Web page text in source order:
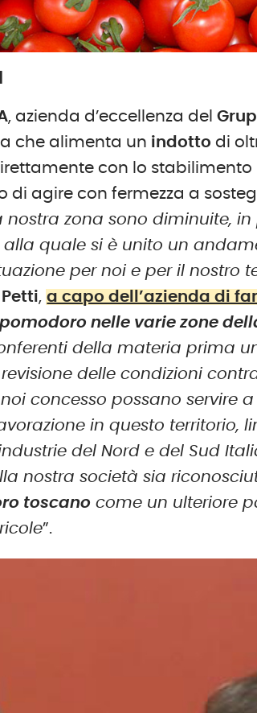
, azienda d’eccellenza del
che alimenta un indotto di
con lo
di agire con fermezza a
nostra zona sono diminuite,
alla quale si è unito un
per noi e per il nostro
, a capo dell’azienda di
nelle varie zone
della materia prima
delle condizioni
concesso possano servire
in questo territorio,
del Nord e del Sud
nostra società sia
toscano come un ulteriore
”.